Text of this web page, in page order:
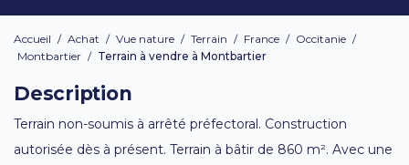
Accueil / Achat / Vue nature / Terrain / France / Occitanie /
Montbartier / Terrain à vendre à Montbartier
Description
Terrain non-soumis à arrêté préfectoral. Construction
autorisée dès à présent. Terrain à bâtir de 860 m². Avec une